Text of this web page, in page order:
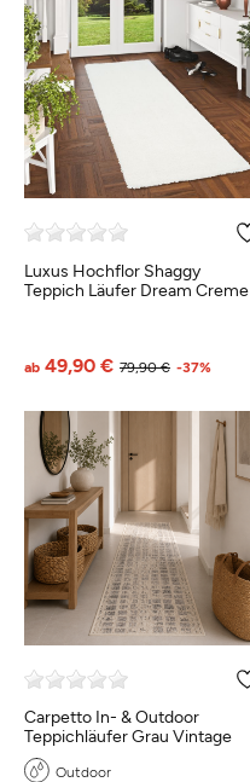
Luxus Hochflor Shaggy
Teppich Läufer Dream Creme
79,90 €
ab 49,90 € -37%
Carpetto In- & Outdoor
Teppichläufer Grau Vintage
Outdoor